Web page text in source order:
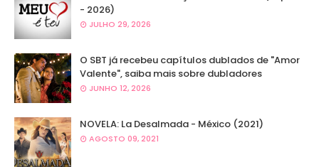
- 2026)
JULHO 29, 2026
O SBT já recebeu capítulos dublados de "Amor
Valente", saiba mais sobre dubladores
JUNHO 12, 2026
NOVELA: La Desalmada - México (2021)
AGOSTO 09, 2021